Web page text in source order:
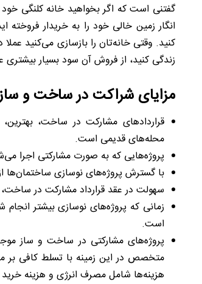
گفتنی است که اگر بخواهید خانه‌ کلنگی خود
انگار زمین خالی خود را به خریدار
کنید. وقتی خانه‌تان را بازسازی می‌کنید
زندگی کنید، از فروش آن سود بسیار
مزایای شراکت در ساخت و
قراردادهای مشارکت در ساخت،
محله‌های قدیمی است.
پروژه‌هایی که به صورت مشارکتی اجرا
با گسترش پروژه‌های نوسازی ساختمان‌ها
سهولت در عقد قرارداد مشارکت در ساخت،
زمانی که پروژه‌های نوسازی بیشتر
است.
پروژه‌های مشارکتی در ساخت و ساز
متخصص در این زمینه با تسلط کافی بر
هزینه‌ها شامل مصرف انرژی و هزینه